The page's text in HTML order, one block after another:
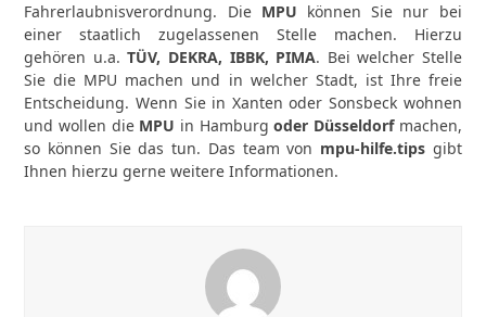
Fahrerlaubnisverordnung. DieMPU können Sie nur bei
einer staatlich zugelassenen Stelle machen. Hierzu
gehören u.a.TÜV, DEKRA, IBBK, PIMA. Bei welcher Stelle
Sie die MPU machen und in welcher Stadt, ist Ihre freie
Entscheidung. Wenn Sie in Xanten oder Sonsbeck wohnen
und wollen dieMPU in Hamburg oder Düsseldorfmachen,
so können Sie das tun. Das team von mpu-hilfe.tipsgibt
Ihnen hierzu gerne weitere Informationen.